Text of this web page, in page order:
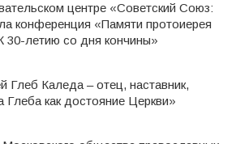
центре «Советский Союз:
конференция «Памяти протоиерея
30-летию со дня кончины»
Глеб Каледа – отец, наставник,
Глеба как достояние Церкви»